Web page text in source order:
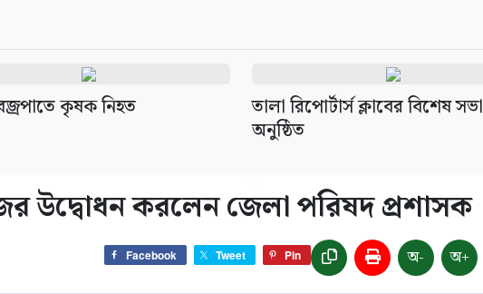
কৃষক নিহত
‎তালা রিপোর্টার্স ক্লাবের বিশেষ সভা
অনুষ্ঠিত
উদ্বোধন করলেন জেলা পরিষদ প্রশাসক
Facebook Tweet Pin অ- অ+